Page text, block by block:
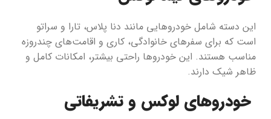
این دسته شامل خودروهایی مانند دنا پلاس، تارا و سراتو
است که برای سفرهای خانوادگی، کاری و اقامت‌های چندروزه
مناسب هستند. این خودروها راحتی بیشتر، امکانات کامل و
ظاهر شیک دارند.
خودروهای لوکس و تشریفاتی